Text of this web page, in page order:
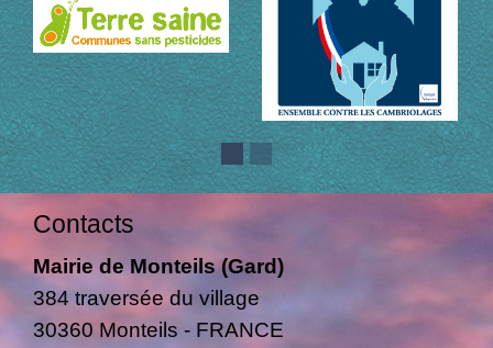
Contacts
Mairie de Monteils (Gard)
384 traversée du village
30360 Monteils - FRANCE